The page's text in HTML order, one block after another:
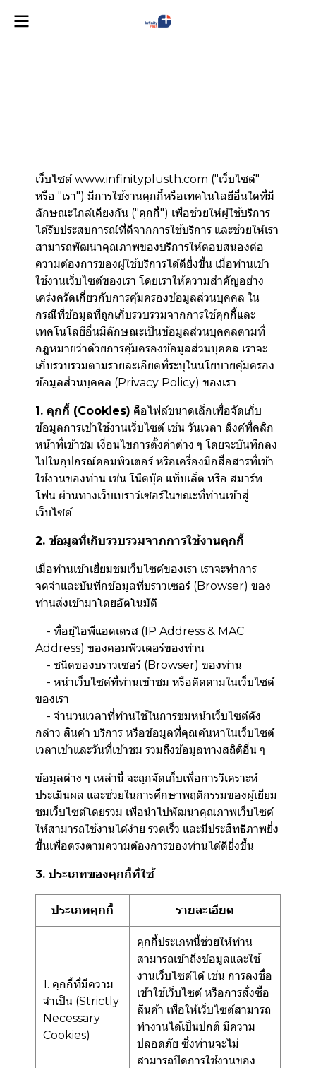
เว็บไซต์ www.infinityplusth.com ("เว็บไซต์"
หรือ "เรา") มีการใช้งานคุกกี้หรือเทคโนโลยีอื่นใดที่มี
ลักษณะใกล้เคียงกัน ("คุกกี้") เพื่อช่วยให้ผู้ใช้บริการ
ได้รับประสบการณ์ที่ดีจากการใช้บริการ และช่วยให้เรา
สามารถพัฒนาคุณภาพของบริการให้ตอบสนองต่อ
ความต้องการของผู้ใช้บริการได้ดียิ่งขึ้น เมื่อท่านเข้า
ใช้งานเว็บไซต์ของเรา โดยเราให้ความสำคัญอย่าง
เคร่งครัดเกี่ยวกับการคุ้มครองข้อมูลส่วนบุคคล ใน
กรณีที่ข้อมูลที่ถูกเก็บรวบรวมจากการใช้คุกกี้และ
เทคโนโลยีอื่นมีลักษณะเป็นข้อมูลส่วนบุคคลตามที่
กฎหมายว่าด้วยการคุ้มครองข้อมูลส่วนบุคคล เราจะ
เก็บรวบรวมตามรายละเอียดที่ระบุในนโยบายคุ้มครอง
ข้อมูลส่วนบุคคล (Privacy Policy) ของเรา
1. คุกกี้ (Cookies) คือไฟล์ขนาดเล็กเพื่อจัดเก็บ
ข้อมูลการเข้าใช้งานเว็บไซต์ เช่น วันเวลา ลิงค์ที่คลิก
หน้าที่เข้าชม เงื่อนไขการตั้งค่าต่าง ๆ โดยจะบันทึกลง
ไปในอุปกรณ์คอมพิวเตอร์ หรือเครื่องมือสื่อสารที่เข้า
ใช้งานของท่าน เช่น โน๊ตบุ๊ค แท็บเล็ต หรือ สมาร์ท
โฟน ผ่านทางเว็บเบราว์เซอร์ในขณะที่ท่านเข้าสู่
เว็บไซต์
2. ข้อมูลที่เก็บรวบรวมจากการใช้งานคุกกี้
เมื่อท่านเข้าเยี่ยมชมเว็บไซต์ของเรา เราจะทำการ
จดจำและบันทึกข้อมูลที่บราวเซอร์ (Browser) ของ
ท่านส่งเข้ามาโดยอัตโนมัติ
- ที่อยู่ไอพีแอดเดรส (IP Address & MAC
Address) ของคอมพิวเตอร์ของท่าน
- ชนิดของบราวเซอร์ (Browser) ของท่าน
- หน้าเว็บไซต์ที่ท่านเข้าชม หรือติดตามในเว็บไซต์
ของเรา
- จำนวนเวลาที่ท่านใช้ในการชมหน้าเว็บไซต์ดัง
กล่าว สินค้า บริการ หรือข้อมูลที่คุณค้นหาในเว็บไซต์
เวลาเข้าและวันที่เข้าชม รวมถึงข้อมูลทางสถิติอื่น ๆ
ข้อมูลต่าง ๆ เหล่านี้ จะถูกจัดเก็บเพื่อการวิเคราะห์
ประเมินผล และช่วยในการศึกษาพฤติกรรมของผู้เยี่ยม
ชมเว็บไซต์โดยรวม เพื่อนำไปพัฒนาคุณภาพเว็บไซต์
ให้สามารถใช้งานได้ง่าย รวดเร็ว และมีประสิทธิภาพยิ่ง
ขึ้นเพื่อตรงตามความต้องการของท่านได้ดียิ่งขึ้น
3. ประเภทของคุกกี้ที่ใช้
ประเภทคุกกี้ รายละเอียด
1. คุกกี้ที่มีความ
จำเป็น (Strictly
Necessary
Cookies)
คุกกี้ประเภทนี้ช่วยให้ท่าน
สามารถเข้าถึงข้อมูลและใช้
งานเว็บไซต์ได้ เช่น การลงชื่อ
เข้าใช้เว็บไซต์ หรือการสั่งซื้อ
สินค้า เพื่อให้เว็บไซต์สามารถ
ทำงานได้เป็นปกติ มีความ
ปลอดภัย ซึ่งท่านจะไม่
สามารถปิดการใช้งานของ